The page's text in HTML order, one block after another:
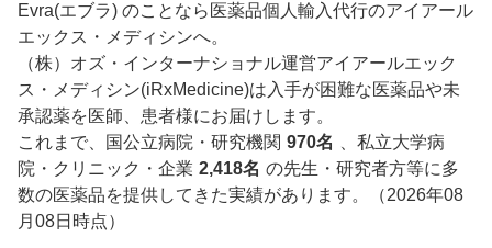
Evra(エブラ) のことなら医薬品個人輸入代行のアイアール
エックス・メディシンへ。
（株）オズ・インターナショナル運営アイアールエック
ス・メディシン(iRxMedicine)は入手が困難な医薬品や未
承認薬を医師、患者様にお届けします。
これまで、国公立病院・研究機関 970名
、私立大学病
院・クリニック・企業 2,418名 の先生・研究者方等に多
数の医薬品を提供してきた実績があります。（2026年08
月08日時点）